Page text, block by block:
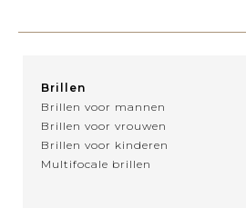
Brillen
Brillen voor mannen
Brillen voor vrouwen
Brillen voor kinderen
Multifocale brillen